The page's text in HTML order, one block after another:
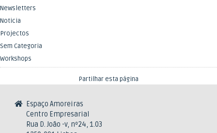
Newsletters
Noticia
Projectos
Sem Categoria
Workshops
Partilhar esta página
Espaço Amoreiras
Centro Empresarial
Rua D. João -v, nº24, 1.03